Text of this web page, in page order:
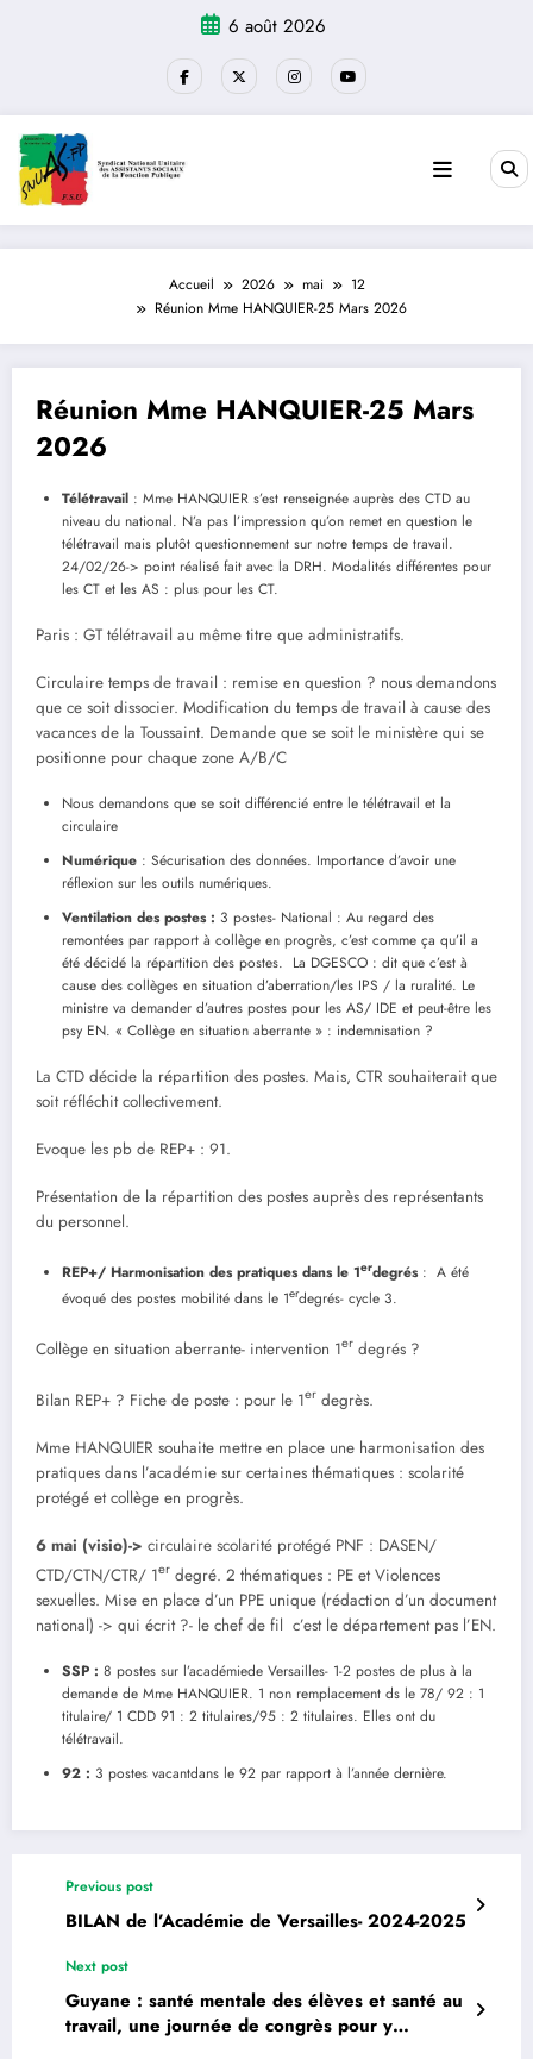
6 août 2026
Accueil 2026 mai
12
Réunion Mme HANQUIER-25 Mars 2026
Réunion Mme HANQUIER-25 Mars
2026
Télétravail : Mme HANQUIER s’est renseignée auprès des CTD au
niveau du national. N’a pas l’impression qu’on remet en question le
télétravail mais plutôt questionnement sur notre temps de travail.
24/02/26-> point réalisé fait avec la DRH. Modalités différentes pour
les CT et les AS : plus pour les CT.
Paris : GT télétravail au même titre que administratifs.
Circulaire temps de travail : remise en question ? nous demandons
que ce soit dissocier. Modification du temps de travail à cause des
vacances de la Toussaint. Demande que se soit le ministère qui se
positionne pour chaque zone A/B/C
Nous demandons que se soit différencié entre le télétravail et la
circulaire
Numérique : Sécurisation des données. Importance d’avoir une
réflexion sur les outils numériques.
Ventilation des postes : 3 postes- National : Au regard des
remontées par rapport à collège en progrès, c’est comme ça qu’il a
été décidé la répartition des postes. La DGESCO : dit que c’est à
cause des collèges en situation d’aberration/les IPS / la ruralité. Le
ministre va demander d’autres postes pour les AS/ IDE et peut-être les
psy EN. « Collège en situation aberrante » : indemnisation ?
La CTD décide la répartition des postes. Mais, CTR souhaiterait que
soit réfléchit collectivement.
Evoque les pb de REP+ : 91.
Présentation de la répartition des postes auprès des représentants
du personnel.
REP+/ Harmonisation des pratiques dans le 1erdegrés: A été
évoqué des postes mobilité dans le 1erdegrés- cycle 3.
Collège en situation aberrante- intervention 1er degrés ?
Bilan REP+ ? Fiche de poste : pour le 1er degrès.
Mme HANQUIER souhaite mettre en place une harmonisation des
pratiques dans l’académie sur certaines thématiques : scolarité
protégé et collège en progrès.
6 mai (visio)-> circulaire scolarité protégé PNF : DASEN/
CTD/CTN/CTR/ 1er degré. 2 thématiques : PE et Violences
sexuelles. Mise en place d’un PPE unique (rédaction d’un document
national) -> qui écrit ?- le chef de fil c’est le département pas l’EN.
SSP : 8 postes sur l’académiede Versailles- 1-2 postes de plus à la
demande de Mme HANQUIER. 1 non remplacement ds le 78/ 92 : 1
titulaire/ 1 CDD 91 : 2 titulaires/95 : 2 titulaires. Elles ont du
télétravail.
92 : 3 postes vacantdans le 92 par rapport à l’année dernière.
Previous post
BILAN de l’Académie de Versailles- 2024-2025
Next post
Guyane : santé mentale des élèves et santé au
travail, une journée de congrès pour y